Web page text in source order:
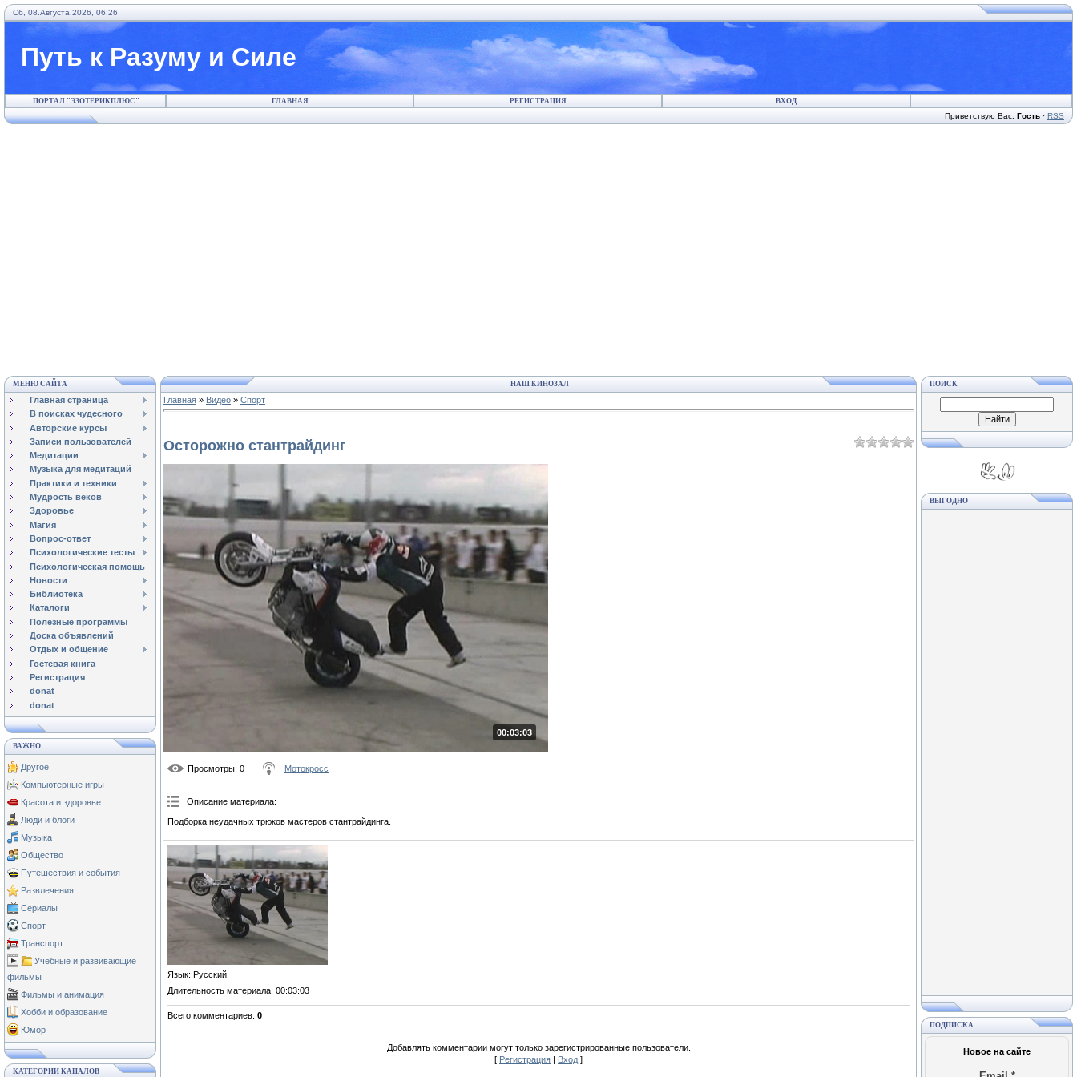
Сб, 08.Августа.2026, 06:26
Путь к Разуму и Силе
ПОРТАЛ "ЭЗОТЕРИКПЛЮС" ГЛАВНАЯ РЕГИСТРАЦИЯ ВХОД
Приветствую Вас Гость · RSS
МЕНЮ САЙТА
Главная страница
В поисках чудесного
Авторские курсы
Записи пользователей
Медитации
Музыка для медитаций
Практики и техники
Мудрость веков
Здоровье
Магия
Вопрос-ответ
Психологические тесты
Психологическая помощь
Новости
Библиотека
Каталоги
Полезные программы
Доска объявлений
Отдых и общение
Гостевая книга
Регистрация
donat
donat
ВАЖНО
Другое
Компьютерные игры
Красота и здоровье
Люди и блоги
Музыка
Общество
Путешествия и события
Развлечения
Сериалы
Спорт
Транспорт
Учебные и развивающие
фильмы
Фильмы и анимация
Хобби и образование
Юмор
КАТЕГОРИИ КАНАЛОВ
НАШ КИНОЗАЛ
Главная » Видео » Спорт
Осторожно стантрайдинг
00:03:03
Просмотры: 0 Мотокросс
Описание материала:
Подборка неудачных трюков мастеров стантрайдинга.
Язык: Русский
Длительность материала: 00:03:03
Всего комментариев: 0
Добавлять комментарии могут только зарегистрированные пользователи.
[ Регистрация | Вход ]
ПОИСК
ВЫГОДНО
ПОДПИСКА
Новое на сайте